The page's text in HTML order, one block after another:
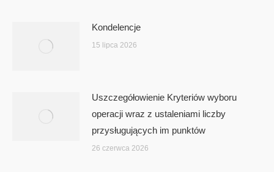
Kondelencje
15 lipca 2026
Uszczegółowienie Kryteriów wyboru
operacji wraz z ustaleniami liczby
przysługujących im punktów
26 czerwca 2026